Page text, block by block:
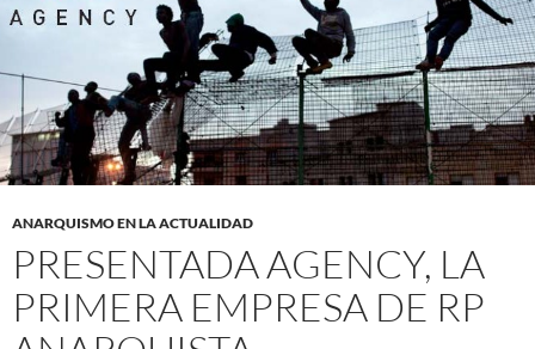
ANARQUISMO EN LA ACTUALIDAD
PRESENTADA AGENCY, LA
PRIMERA EMPRESA DE RP